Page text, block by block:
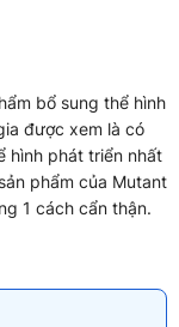
bổ sung thể hình
được xem là có
hình phát triển nhất
phẩm của Mutant
1 cách cẩn thận.